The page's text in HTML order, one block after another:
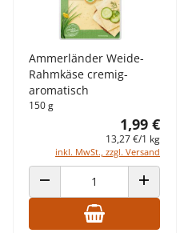
ERHÖHEN
Ammerländer Weide-
Rahmkäse cremig-
aromatisch
150 g
1,99 €
13,27 €/1 kg
inkl. MwSt., zzgl. Versand
ANZAHL VERRINGERN ANZAHL